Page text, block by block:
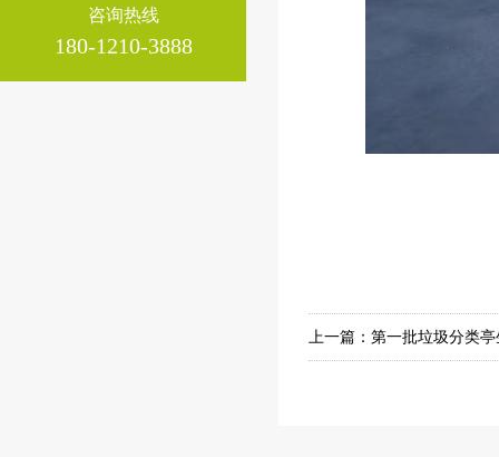
咨询热线
180-1210-3888
上一篇： 第一批垃圾分类